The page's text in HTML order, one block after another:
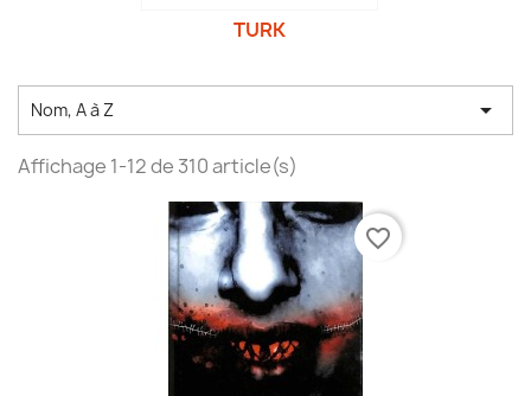
TURK
Nom, A à Z 
Affichage 1-12 de 310 article(s)
favorite_border